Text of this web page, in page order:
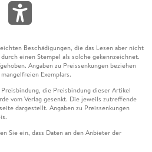
Beschädigungen, die das Lesen aber nicht
einen Stempel als solche gekennzeichnet.
Angaben zu Preissenkungen beziehen
Exemplars.
die Preisbindung dieser Artikel
vom Verlag gesenkt. Die jeweils zutreffende
dargestellt. Angaben zu Preissenkungen
Sie ein, dass Daten an den Anbieter der